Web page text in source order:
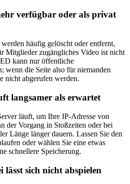
verfügbar oder als privat
häufig gelöscht oder entfernt,
Mitglieder zugängliches Video ist nicht
kann nur öffentliche
wenn die Seite also für niemanden
nicht abgerufen werden.
langsamer als erwartet
läuft, um Ihre IP-Adresse von
der Vorgang in Stoßzeiten oder bei
Länge länger dauern. Lassen Sie den
oder wählen Sie eine etwas
schnellere Speicherung.
lässt sich nicht abspielen